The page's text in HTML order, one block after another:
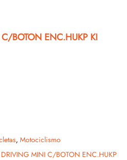
BOTON ENC.HUKP KI
, Motociclismo
DRIVING MINI C/BOTON ENC.HUKP